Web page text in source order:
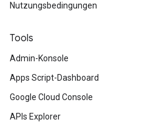
Nutzungsbedingungen
Tools
Admin-Konsole
Apps Script-Dashboard
Google Cloud Console
APIs Explorer